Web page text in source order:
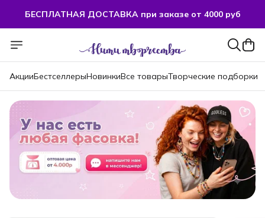
БЕСПЛАТНАЯ ДОСТАВКА при заказе от 4000 руб
БЕСПЛАТНАЯ ДОСТАВКА при заказе от 4000 руб
АкцииБестселлерыНовинкиВсе товарыТворческие подборки